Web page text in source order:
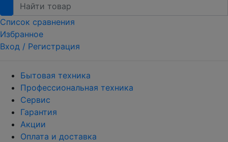
Список сравнения
Избранное
Вход / Регистрация
Бытовая техника
Профессиональная техника
Сервис
Гарантия
Акции
Оплата и доставка